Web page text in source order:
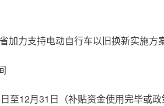
加力支持电动自行车以旧换新实施方
至12月31日（补贴资金使用完毕或